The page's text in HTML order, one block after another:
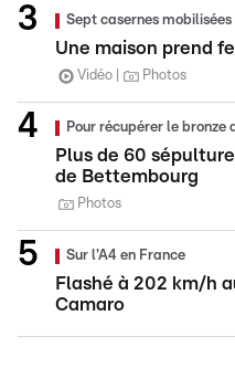
Sept casernes mobilisées
Une maison prend
Vidéo Photos
Pour récupérer le bronze
Plus de 60
de Bettembourg
Photos
Sur l'A4 en France
Flashé à 202 km/h
Camaro